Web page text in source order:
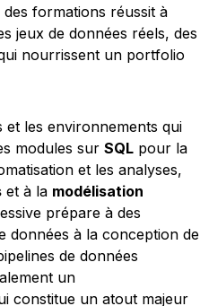
des formations réussit à
jeux de données réels, des
nourrissent un portfolio
les environnements qui
modules sur SQL pour la
et les analyses,
et à la modélisation
prépare à des
données à la conception de
de données
un
constitue un atout majeur